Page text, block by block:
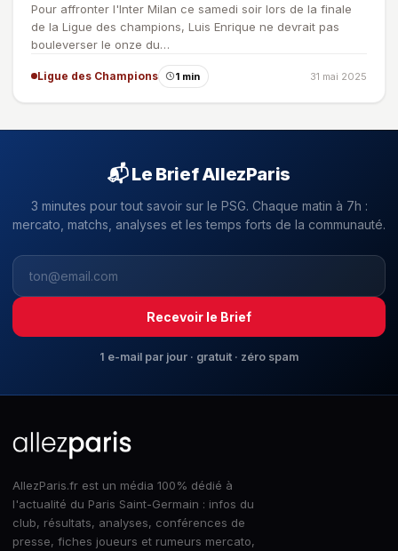
Pour affronter l'Inter Milan ce samedi soir lors de la finale
de la Ligue des champions, Luis Enrique ne devrait pas
bouleverser le onze du…
Ligue des Champions 1 min 31 mai 2025
📬 Le Brief AllezParis
3 minutes pour tout savoir sur le PSG. Chaque matin à 7h :
mercato, matchs, analyses et les temps forts de la communauté.
Recevoir le Brief
1 e-mail par jour · gratuit · zéro spam
AllezParis.fr est un média 100% dédié à
l'actualité du Paris Saint-Germain : infos du
club, résultats, analyses, conférences de
presse, fiches joueurs et rumeurs mercato,